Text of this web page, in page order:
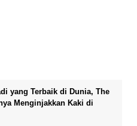
yang Terbaik di Dunia, The
Menginjakkan Kaki di